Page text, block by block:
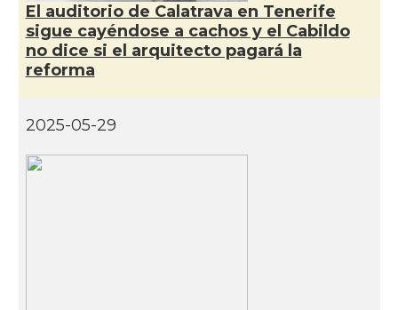
El auditorio de Calatrava en Tenerife
sigue cayéndose a cachos y el Cabildo
no dice si el arquitecto pagará la
reforma
2025-05-29